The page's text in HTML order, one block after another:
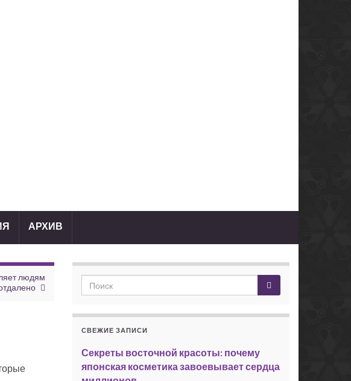
АРХИВ
людям
СВЕЖИЕ ЗАПИСИ
Секреты восточной красоты: почему
японская косметика завоевывает сердца